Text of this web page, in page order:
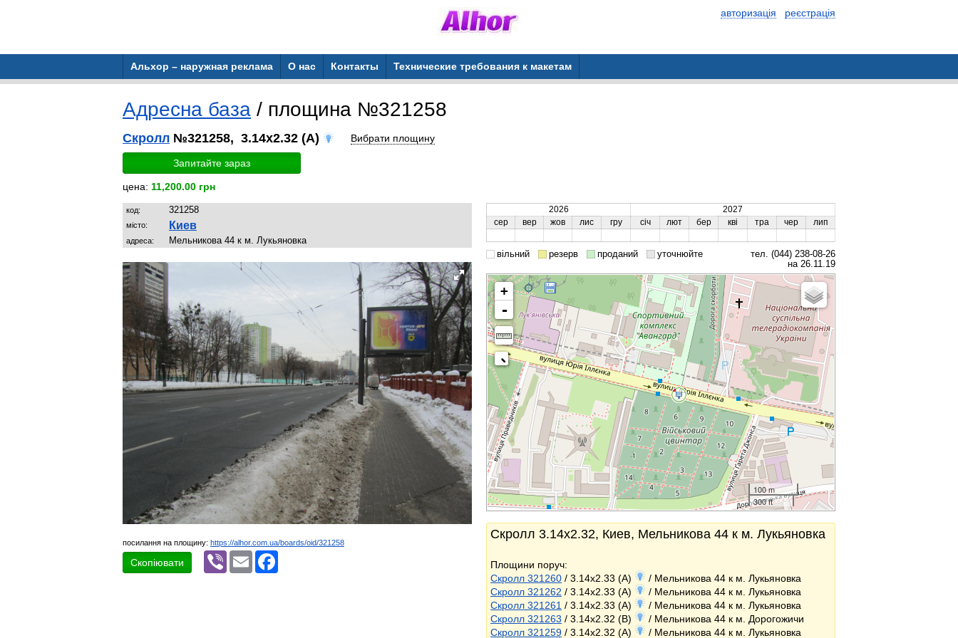
авторизація реєстрація
Альхор – наружная реклама О нас Контакты Технические требования к макетам
Адресна база / площина №321258
Скролл №321258, 3.14x2.32 (A) Вибрати площину
Запитайте зараз
цена: 11,200.00 грн
код: 321258
місто: Киев
адреса: Мельникова 44 к м. Лукьяновка
посилання на площину: https://alhor.com.ua/boards/oid/321258
Скопіювати
Viber Email
2026
2027
сер
вер жов лис гру січ лют бер кві тра чер лип
вільний резерв проданий уточнюйте
тел. (044) 238-08-26
на 26.11.19
+
-
100 m
300 ft
Скролл 3.14x2.32, Киев, Мельникова 44 к м. Лукьяновка
Площини поруч:
Скролл 321260 / 3.14x2.33 (A)
/ Мельникова 44 к м. Лукьяновка
Скролл 321262 / 3.14x2.33 (A)
/ Мельникова 44 к м. Лукьяновка
Скролл 321261 / 3.14x2.33 (A)
/ Мельникова 44 к м. Лукьяновка
Скролл 321263 / 3.14x2.32 (B)
/ Мельникова 44 к м. Дорогожичи
Скролл 321259 / 3.14x2.32 (A) / Мельникова 44 к м. Лукьяновка